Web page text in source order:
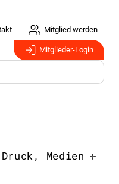
Mitglied werden
Mitglieder-Login
Medien